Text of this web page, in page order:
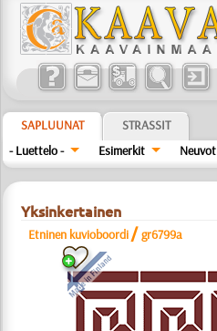
SAPLUUNAT
STRASSIT
- Luettelo -
Esimerkit Neuvot
Yksinkertainen
Etninen kuvioboordi /gr6799a